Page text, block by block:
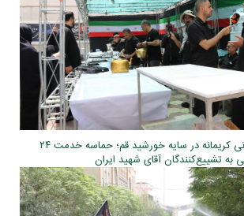
گزارش تصویری ۵ /میزبانی کریمانه در سایه خورشید قم؛ حماسه خدمت ۲۴
به تشییع‌کنندگان آقای شهید ایران